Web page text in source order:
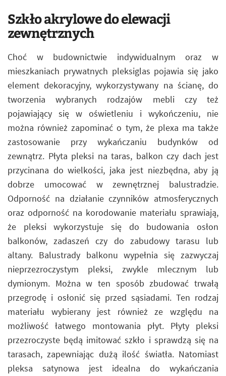
Szkło akrylowe do elewacji
zewnętrznych
Choć w budownictwie indywidualnym oraz w
mieszkaniach prywatnych pleksiglas pojawia się jako
element dekoracyjny, wykorzystywany na ścianę, do
tworzenia wybranych rodzajów mebli czy też
pojawiający się w oświetleniu i wykończeniu, nie
można również zapominać o tym, że plexa ma także
zastosowanie przy wykańczaniu budynków od
zewnątrz. Płyta pleksi na taras, balkon czy dach jest
przycinana do wielkości, jaka jest niezbędna, aby ją
dobrze umocować w zewnętrznej balustradzie.
Odporność na działanie czynników atmosferycznych
oraz odporność na korodowanie materiału sprawiają,
że pleksi wykorzystuje się do budowania osłon
balkonów, zadaszeń czy do zabudowy tarasu lub
altany. Balustrady balkonu wypełnia się zazwyczaj
nieprzezroczystym pleksi, zwykle mlecznym lub
dymionym. Można w ten sposób zbudować trwałą
przegrodę i osłonić się przed sąsiadami. Ten rodzaj
materiału wybierany jest również ze względu na
możliwość łatwego montowania płyt. Płyty pleksi
przezroczyste będą imitować szkło i sprawdzą się na
tarasach, zapewniając dużą ilość światła. Natomiast
pleksa satynowa jest idealna do wykańczania